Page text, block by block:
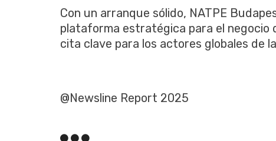
Con un arranque sólido, NATPE
plataforma estratégica para el negocio
cita clave para los actores globales de
@Newsline Report 2025